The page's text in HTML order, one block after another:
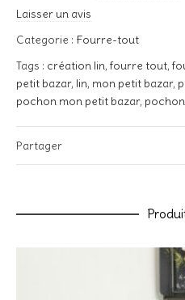
Soyez le premier à laisser votre
Petit Bazar – Noir”
obligatoires sont indiqués avec*
Votre note
Votre avis
Laisser un avis
Categorie : Fourre-tout
Tags : création lin, fourre tout,
petit bazar, lin, mon petit bazar,
pochon mon petit bazar,
Partager